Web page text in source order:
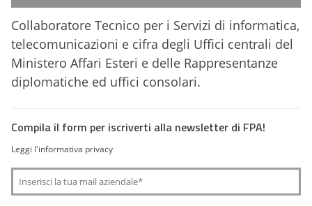
Collaboratore Tecnico per i Servizi di informatica,
telecomunicazioni e cifra degli Uffici centrali del
Ministero Affari Esteri e delle Rappresentanze
diplomatiche ed uffici consolari.
Compila il form per iscriverti alla newsletter di FPA!
Leggi l'informativa privacy